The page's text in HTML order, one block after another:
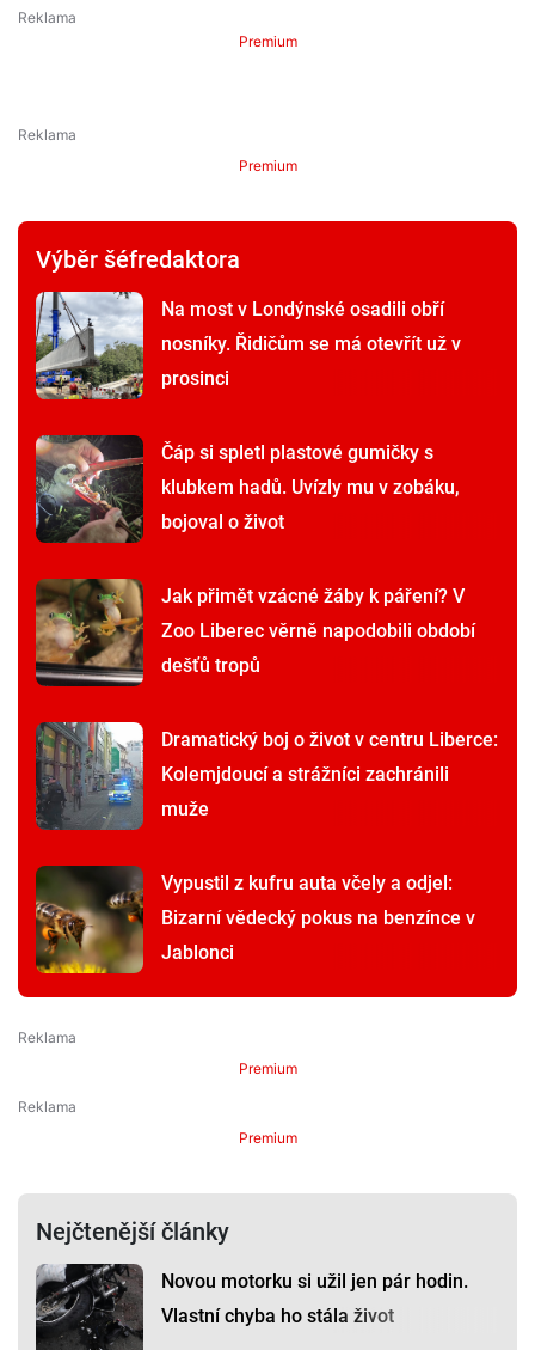
Premium
Premium
Výběr šéfredaktora
Na most v Londýnské osadili obří
nosníky. Řidičům se má otevřít už v
prosinci
Čáp si spletl plastové gumičky s
klubkem hadů. Uvízly mu v zobáku,
bojoval o život
Jak přimět vzácné žáby k páření? V
Zoo Liberec věrně napodobili období
dešťů tropů
Dramatický boj o život v centru Liberce:
Kolemjdoucí a strážníci zachránili
muže
Vypustil z kufru auta včely a odjel:
Bizarní vědecký pokus na benzínce v
Jablonci
Premium
Premium
Nejčtenější články
Novou motorku si užil jen pár hodin.
Vlastní chyba ho stála život